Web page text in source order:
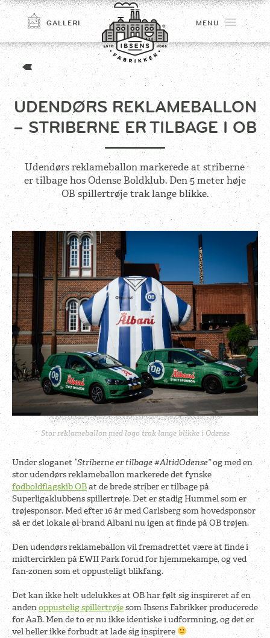
TILMELD
GALLERI MENU
UDENDØRS REKLAMEBALLON
– STRIBERNE ER TILBAGE I OB
Udendørs reklameballon markerede at striberne
er tilbage hos Odense Boldklub. Den 5 meter høje
OB spillertrøje trak lange blikke.
Stor reklameballon med logo trak lange blikke i Odense
Under sloganet “Striberne er tilbage #AltidOdense”og med en
stor udendørs reklameballon markerede det fynske
fodboldflagskib OBat de brede striber er tilbage på
Superligaklubbens spillertrøje. Det er stadig Hummel som er
trøjesponsor. Med efter 16 år med Carlsberg som hovedsponsor
så er det lokale øl-brand Albani nu igen at finde på OB trøjen.
Den udendørs reklameballon vil fremadrettet være at finde i
midtercirklen på EWII Park forud for hjemmekampe, og ved
fan-zonen som et oppusteligt blikfang.
Det kan ikke helt udelukkes at OB har følt sig inspireret af en
andenoppustelig spillertrøjesom Ibsens Fabrikker producerede
for AaB. Men de to er nu ikke identiske i udformning, og det er
vel heller ikke forbudt at lade sig inspirere